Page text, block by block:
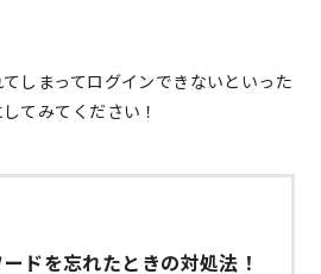
しまってログインできないといった
てみてください！
ドを忘れたときの対処法！